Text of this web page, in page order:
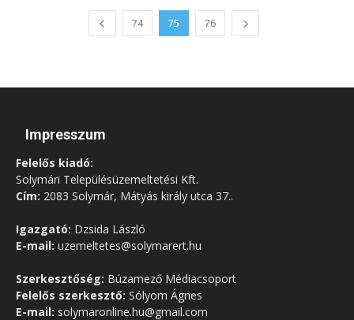
74 75 76
Impresszum
Felelős kiadó:
Solymári Településüzemeltetési Kft.
Cím: 2083 Solymár, Mátyás király utca 37..
Igazgató: Dzsida László
E-mail: uzemeltetes@solymarert.hu
Szerkesztőség: Búzamező Médiacsoport
Felelős szerkesztő: Sólyom Ágnes
E-mail: solymaronline.hu@gmail.com